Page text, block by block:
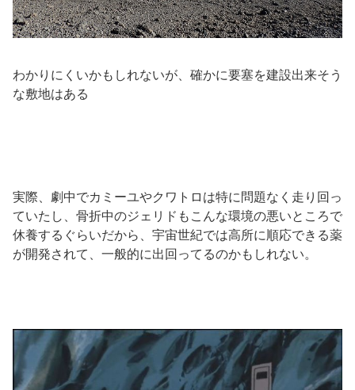
わかりにくいかもしれないが、確かに要塞を建設出来そう
な敷地はある
実際、劇中でカミーユやクワトロは特に問題なく走り回っ
ていたし、骨折中のジェリドもこんな環境の悪いところで
休養するぐらいだから、宇宙世紀では高所に順応できる薬
が開発されて、一般的に出回ってるのかもしれない。